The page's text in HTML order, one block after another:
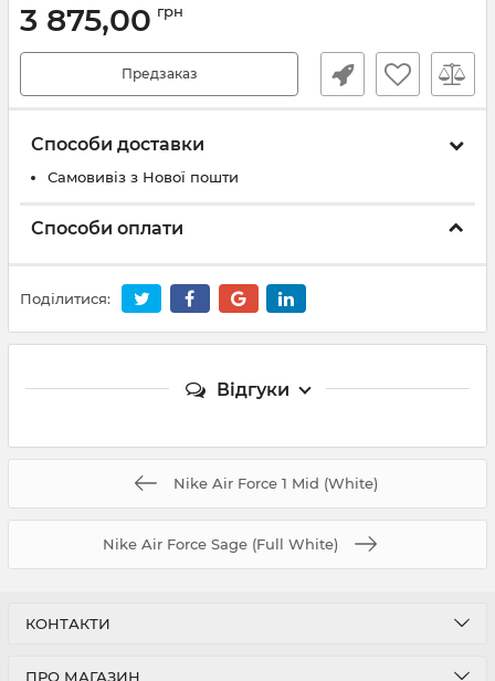
3 875,00 грн
Предзаказ
Способи доставки
Самовивіз з Нової пошти
Способи оплати
Поділитися:
Відгуки
Nike Air Force 1 Mid (White)
Nike Air Force Sage (Full White)
КОНТАКТИ
ПРО МАГАЗИН